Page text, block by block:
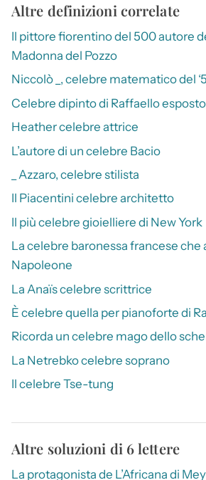
Altre definizioni correlate
Il pittore fiorentino del 500 autore
Madonna del Pozzo
Niccolò _, celebre matematico del
Celebre dipinto di Raffaello
Heather celebre attrice
L’autore di un celebre Bacio
_ Azzaro, celebre stilista
Il Piacentini celebre architetto
Il più celebre gioielliere di New York
La celebre baronessa francese che
Napoleone
La Anaïs celebre scrittrice
È celebre quella per pianoforte di
Ricorda un celebre mago dello
La Netrebko celebre soprano
Il celebre Tse-tung
Altre soluzioni di 6 lettere
La protagonista de L’Africana di